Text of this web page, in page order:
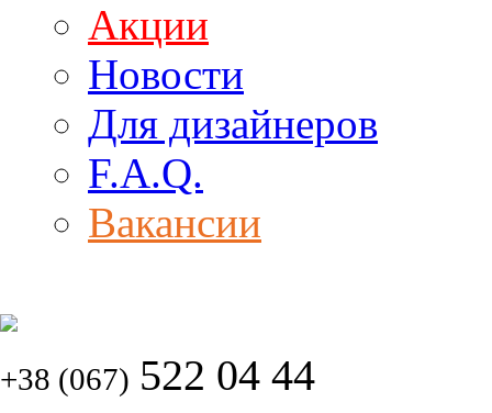
Акции
Новости
Для дизайнеров
F.A.Q.
Вакансии
+38 (067) 522 04 44